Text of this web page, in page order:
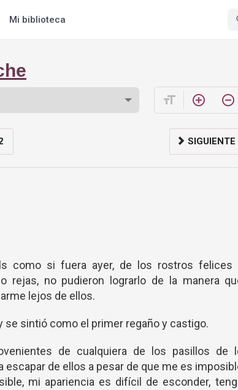
Mi biblioteca
format_size add_circle_outline remove_circle_outline
SIGUIENTE
como si fuera ayer, de los rostros felices
rejas, no pudieron lograrlo de la manera
lejos de ellos.
sintió como el primer regaño y castigo.
de cualquiera de los pasillos de
escapar de ellos a pesar de que me es
mi apariencia es difícil de esconder,